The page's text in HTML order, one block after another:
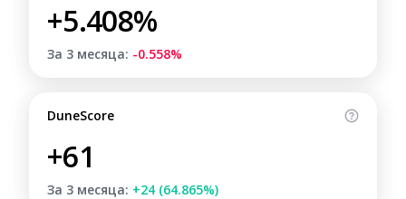
+5.408%
За 3 месяца: -0.558%
DuneScore
+61
За 3 месяца: +24 (64.865%)